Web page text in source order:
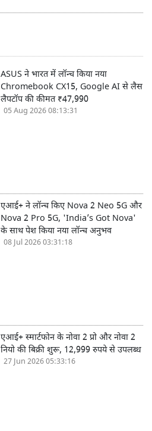
ASUS ने भारत में लॉन्च किया नया
Chromebook CX15, Google AI से लैस
लैपटॉप की कीमत ₹47,990
05 Aug 2026 08:13:31
एआई+ ने लॉन्च किए Nova 2 Neo 5G और
Nova 2 Pro 5G, 'India’s Got Nova'
के साथ पेश किया नया लॉन्च अनुभव
08 Jul 2026 03:31:18
एआई+ स्मार्टफोन के नोवा 2 प्रो और नोवा 2
नियो की बिक्री शुरू, 12,999 रुपये से उपलब्ध
27 Jun 2026 05:33:16